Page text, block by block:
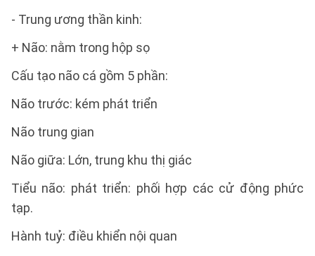
- Trung ương thần kinh:
+ Não: nằm trong hộp sọ
Cấu tạo não cá gồm 5 phần:
Não trước: kém phát triển
Não trung gian
Não giữa: Lớn, trung khu thị giác
Tiểu não: phát triển: phối hợp các cử động phức
tạp.
Hành tuỷ: điều khiển nội quan